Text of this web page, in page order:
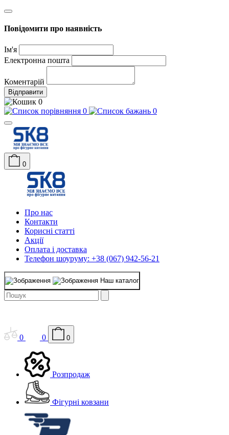
Повідомити про наявність
Ім'я
Електронна пошта
Коментарій
Відправити
0
0
0
0
Про нас
Контакти
Корисні статті
Акції
Оплата і доставка
Телефон шоуруму: +38 (067) 942-56-21
Наш каталог
0 0 0
Розпродаж
Фігурні ковзани